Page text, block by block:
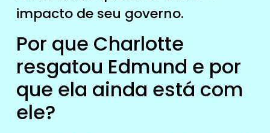
impacto de seu governo.
Por que Charlotte
resgatou Edmund e por
que ela ainda está com
ele?